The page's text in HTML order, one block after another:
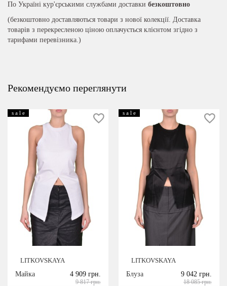
По Україні кур'єрськими службами доставки безкоштовно
(безкоштовно доставляються товари з нової колекції. Доставка
товарів з перекресленою ціною оплачується клієнтом згідно з
тарифами перевізника.)
Рекомендуємо переглянути
s a l e
LITKOVSKAYA
Майка
4 909 грн.
9 817 грн.
s a l e
LITKOVSKAYA
Блуза
9 042 грн.
18 085 грн.